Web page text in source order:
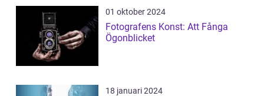
01 oktober 2024
Fotografens Konst: Att Fånga
Ögonblicket
18 januari 2024